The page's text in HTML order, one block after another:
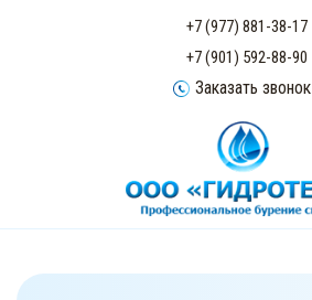
+7 (977) 881-38-17
+7 (901) 592-88-90
Заказать звонок